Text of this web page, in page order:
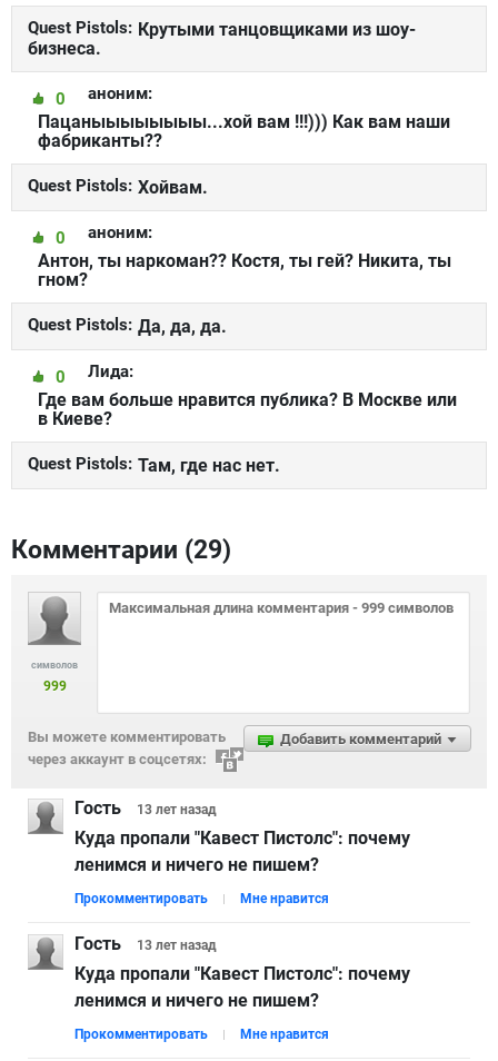
Quest Pistols: Крутыми танцовщиками из шоу-
бизнеса.
аноним:
0
Пацаныыыыыыыы...хой вам !!!))) Как вам наши
фабриканты??
Quest Pistols: Хойвам.
аноним:
0
Антон, ты наркоман?? Костя, ты гей? Никита, ты
гном?
Quest Pistols: Да, да, да.
Лида:
0
Где вам больше нравится публика? В Москве или
в Киеве?
Quest Pistols: Там, где нас нет.
Комментарии (29)
символов
999
Добавить комментарий
Вы можете комментировать
через аккаунт в соцсетях:
Гость 13 лет назад
Куда пропали "Кавест Пистолс": почему
ленимся и ничего не пишем?
Прокомментировать Мне нравится
Гость 13 лет назад
Куда пропали "Кавест Пистолс": почему
ленимся и ничего не пишем?
Прокомментировать Мне нравится